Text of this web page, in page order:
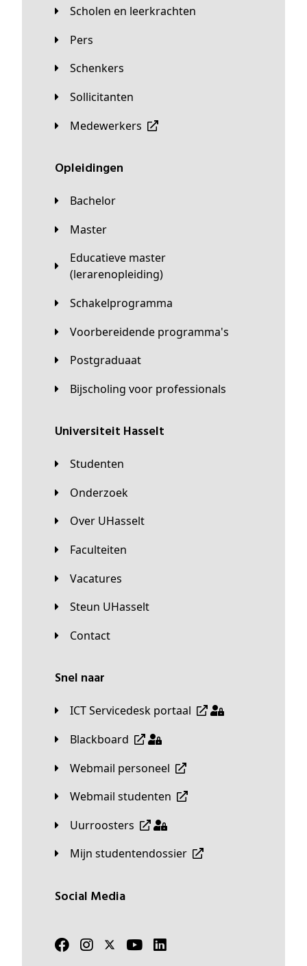
Scholen en leerkrachten
Pers
Schenkers
Sollicitanten
Medewerkers
Opleidingen
Bachelor
Master
Educatieve master
(lerarenopleiding)
Schakelprogramma
Voorbereidende programma's
Postgraduaat
Bijscholing voor professionals
universiteit Hasselt
Studenten
Onderzoek
Over UHasselt
Faculteiten
Vacatures
Steun UHasselt
Contact
Snel naar
ICT Servicedesk portaal
Blackboard
Webmail personeel
Webmail studenten
Uurroosters
Mijn studentendossier
Social Media